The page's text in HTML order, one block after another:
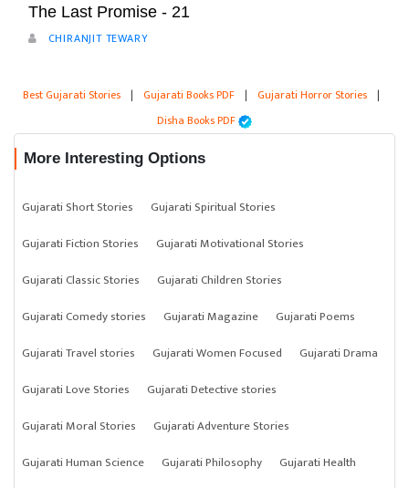
The Last Promise - 21
CHIRANJIT TEWARY
Best Gujarati Stories | Gujarati Books PDF | Gujarati Horror Stories |
Disha Books PDF
More Interesting Options
Gujarati Short Stories
Gujarati Spiritual Stories
Gujarati Fiction Stories
Gujarati Motivational Stories
Gujarati Classic Stories
Gujarati Children Stories
Gujarati Comedy stories
Gujarati Magazine
Gujarati Poems
Gujarati Travel stories
Gujarati Women Focused
Gujarati Drama
Gujarati Love Stories
Gujarati Detective stories
Gujarati Moral Stories
Gujarati Adventure Stories
Gujarati Human Science
Gujarati Philosophy
Gujarati Health